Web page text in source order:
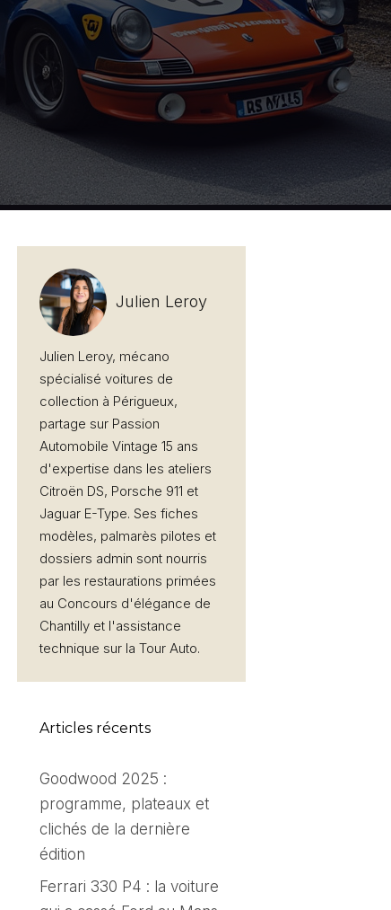
Julien Leroy
Julien Leroy, mécano
spécialisé voitures de
collection à Périgueux,
partage sur Passion
Automobile Vintage 15 ans
d'expertise dans les ateliers
Citroën DS, Porsche 911 et
Jaguar E-Type. Ses fiches
modèles, palmarès pilotes et
dossiers admin sont nourris
par les restaurations primées
au Concours d'élégance de
Chantilly et l'assistance
technique sur la Tour Auto.
Articles récents
Goodwood 2025 :
programme, plateaux et
clichés de la dernière
édition
Ferrari 330 P4 : la voiture